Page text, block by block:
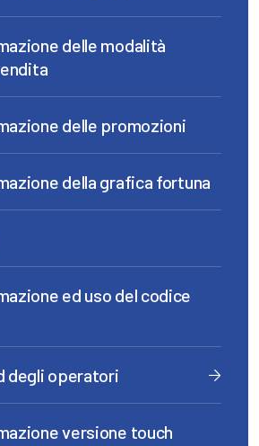
delle modalità
delle promozioni
della grafica fortuna
ed uso del codice
degli operatori
versione touch